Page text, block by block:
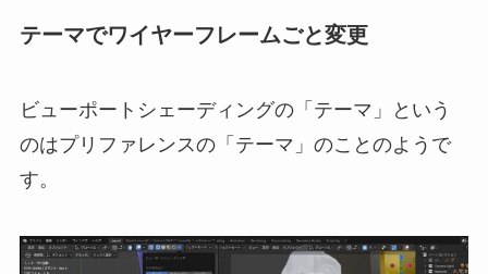
テーマでワイヤーフレームごと変更
ビューポートシェーディングの「テーマ」という
のはプリファレンスの「テーマ」のことのようで
す。